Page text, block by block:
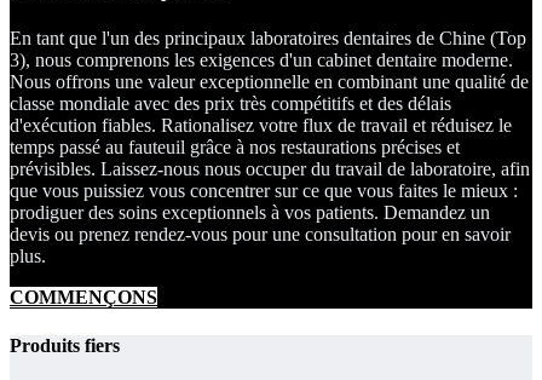
En tant que l'un des principaux laboratoires dentaires de Chine (Top
3), nous comprenons les exigences d'un cabinet dentaire moderne.
Nous offrons une valeur exceptionnelle en combinant une qualité de
classe mondiale avec des prix très compétitifs et des délais
d'exécution fiables. Rationalisez votre flux de travail et réduisez le
temps passé au fauteuil grâce à nos restaurations précises et
prévisibles. Laissez-nous nous occuper du travail de laboratoire, afin
que vous puissiez vous concentrer sur ce que vous faites le mieux :
prodiguer des soins exceptionnels à vos patients. Demandez un
devis ou prenez rendez-vous pour une consultation pour en savoir
plus.
COMMENÇONS
Produits fiers